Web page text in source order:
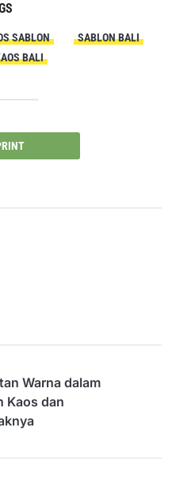
SABLON
SABLON BALI
BALI
Warna dalam
Kaos dan